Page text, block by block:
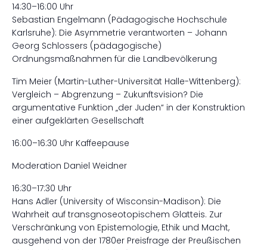
14:30–16:00 Uhr
Sebastian Engelmann (Pädagogische Hochschule
Karlsruhe): Die Asymmetrie verantworten – Johann
Georg Schlossers (pädagogische)
Ordnungsmaßnahmen für die Landbevölkerung
Tim Meier (Martin-Luther-Universität Halle-Wittenberg):
Vergleich – Abgrenzung – Zukunftsvision? Die
argumentative Funktion „der Juden“ in der Konstruktion
einer aufgeklärten Gesellschaft
16:00–16:30 Uhr Kaffeepause
Moderation Daniel Weidner
16:30–17:30 Uhr
Hans Adler (University of Wisconsin-Madison): Die
Wahrheit auf transgnoseotopischem Glatteis. Zur
Verschränkung von Epistemologie, Ethik und Macht,
ausgehend von der 1780er Preisfrage der Preußischen